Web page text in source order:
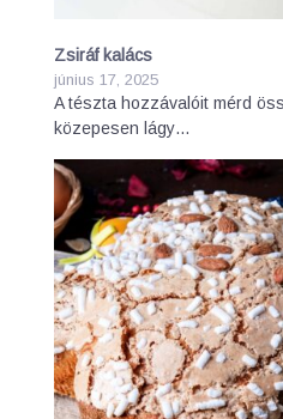
Zsiráf kalács
június 17, 2025
A tészta hozzávalóit mérd
közepesen lágy…